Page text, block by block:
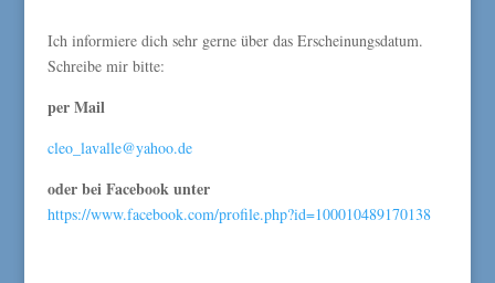
Ich informiere dich sehr gerne über das Erscheinungsdatum.
Schreibe mir bitte:
per Mail
cleo_lavalle@yahoo.de
oder bei Facebook unter
https://www.facebook.com/profile.php?id=100010489170138